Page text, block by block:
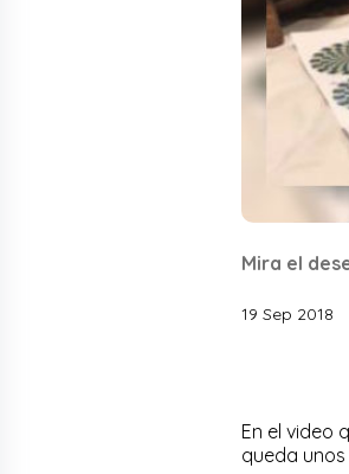
Mira el
19 Sep 2018
En el video
queda unos